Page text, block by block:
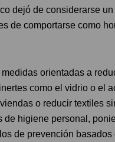
dejó de considerarse un
de comportarse como
orientadas a
como el vidrio o el
o reducir textiles
de higiene personal,
de prevención basados